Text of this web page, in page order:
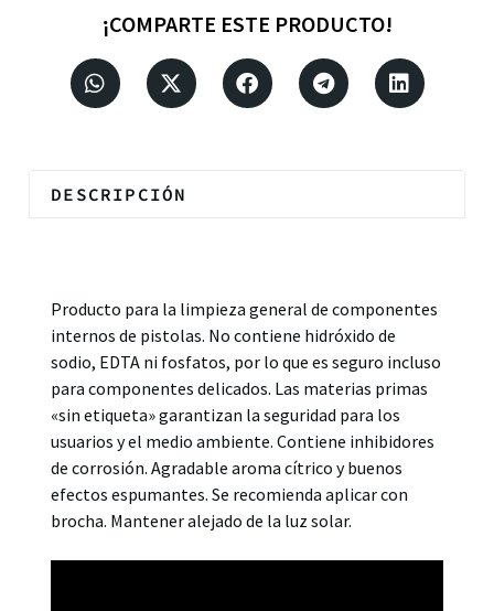
¡COMPARTE ESTE PRODUCTO!
DESCRIPCIÓN
Producto para la limpieza general de componentes
internos de pistolas. No contiene hidróxido de
sodio, EDTA ni fosfatos, por lo que es seguro incluso
para componentes delicados. Las materias primas
«sin etiqueta» garantizan la seguridad para los
usuarios y el medio ambiente. Contiene inhibidores
de corrosión. Agradable aroma cítrico y buenos
efectos espumantes. Se recomienda aplicar con
brocha. Mantener alejado de la luz solar.